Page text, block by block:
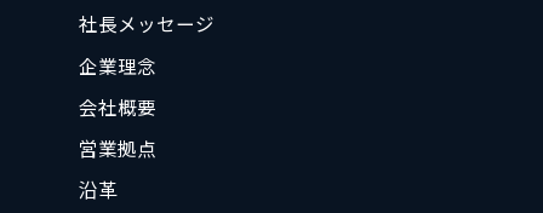
社長メッセージ
企業理念
会社概要
営業拠点
沿革